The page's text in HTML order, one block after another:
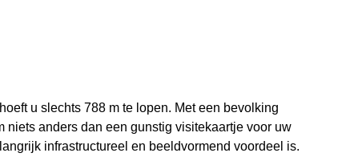
u slechts 788 m te lopen. Met een bevolking
anders dan een gunstig visitekaartje voor uw
infrastructureel en beeldvormend voordeel is.